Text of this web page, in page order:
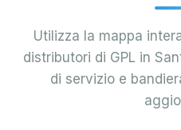
Utilizza la mappa
distributori di GPL in
di servizio e